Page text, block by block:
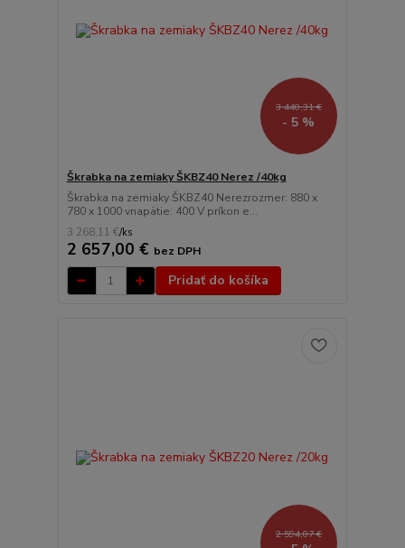
3 440,31 €
- 5 %
Škrabka na zemiaky ŠKBZ40 Nerez /40kg
Škrabka na zemiaky ŠKBZ40 Nerezrozmer: 880 x
780 x 1000 vnapätie: 400 V príkon e...
3 268,11 €/ks
2 657,00 € bez DPH
Pridať do košíka
2 594,07 €